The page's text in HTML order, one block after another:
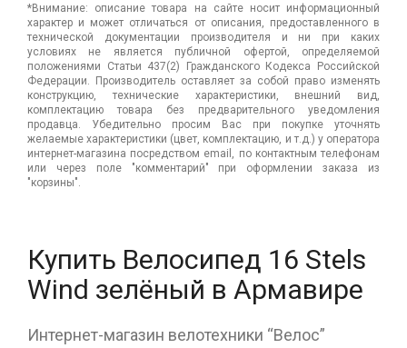
*Внимание: описание товара на сайте носит информационный
характер и может отличаться от описания, предоставленного в
технической документации производителя и ни при каких
условиях не является публичной офертой, определяемой
положениями Статьи 437(2) Гражданского Кодекса Российской
Федерации. Производитель оставляет за собой право изменять
конструкцию, технические характеристики, внешний вид,
комплектацию товара без предварительного уведомления
продавца. Убедительно просим Вас при покупке уточнять
желаемые характеристики (цвет, комплектацию, и т.д.) у оператора
интернет-магазина посредством email, по контактным телефонам
или через поле "комментарий" при оформлении заказа из
"корзины".
Купить Велосипед 16 Stels
Wind зелёный в Армавире
Интернет-магазин велотехники “Велос”